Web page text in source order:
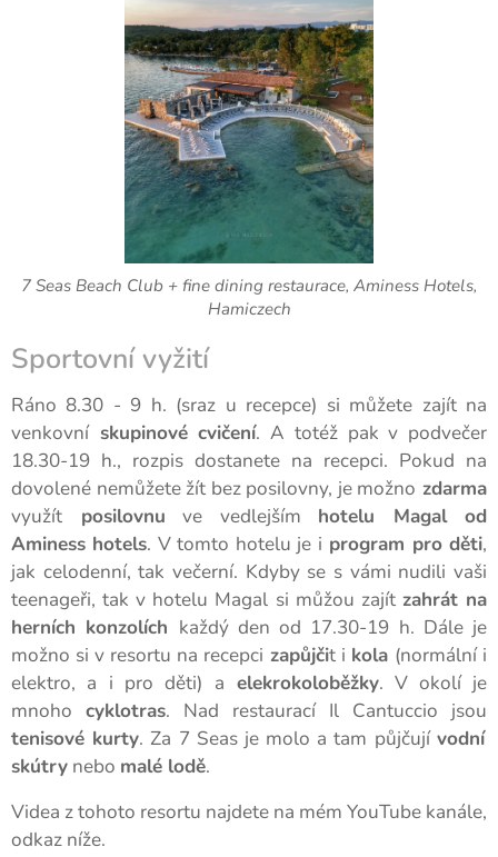
7 Seas Beach Club + fine dining restaurace, Aminess Hotels,
Hamiczech
Sportovní vyžití
Ráno 8.30 - 9 h. (sraz u recepce) si můžete zajít na
venkovnískupinové cvičení. A totéž pak v podvečer
18.30-19 h., rozpis dostanete na recepci. Pokud na
dovolené nemůžete žít bez posilovny, je možno zdarma
využít posilovnu ve vedlejším hotelu Magal od
Aminess hotels. V tomto hotelu je i program pro děti,
jak celodenní, tak večerní. Kdyby se s vámi nudili vaši
teenageři, tak v hotelu Magal si můžou zajít zahrát na
herních konzolích každý den od 17.30-19 h. Dále je
možno si v resortu na recepci zapůjčit i kola (normální i
elektro, a i pro děti) a elekrokoloběžky. V okolí je
mnoho cyklotras. Nad restaurací Il Cantuccio jsou
tenisové kurty. Za 7 Seas je molo a tam půjčují vodní
skútry nebo malé lodě.
Videa z tohoto resortu najdete na mém YouTube kanále,
odkaz níže.